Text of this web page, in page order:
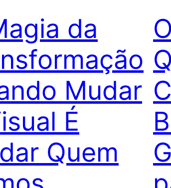
da
Mudar
É
Quem